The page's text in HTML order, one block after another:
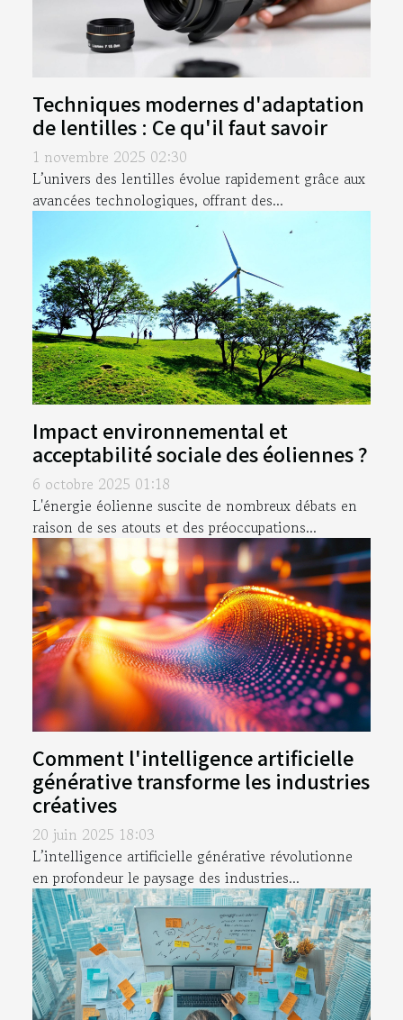
Techniques modernes d'adaptation
de lentilles : Ce qu'il faut savoir
1 novembre 2025 02:30
L’univers des lentilles évolue rapidement grâce aux
avancées technologiques, offrant des...
Impact environnemental et
acceptabilité sociale des éoliennes ?
6 octobre 2025 01:18
L'énergie éolienne suscite de nombreux débats en
raison de ses atouts et des préoccupations...
Comment l'intelligence artificielle
générative transforme les industries
créatives
20 juin 2025 18:03
L’intelligence artificielle générative révolutionne
en profondeur le paysage des industries...